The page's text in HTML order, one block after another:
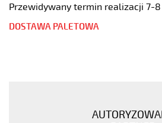
Przewidywany termin realizacji 7-
DOSTAWA PALETOWA